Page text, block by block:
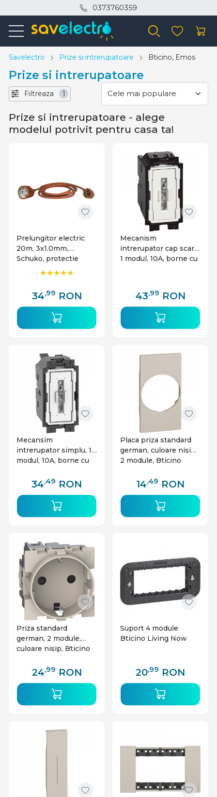
0373760359
Savelectro Prize si intrerupatoare Bticino, Emos
Prize si intrerupatoare
Filtreaza 1
Prize si intrerupatoare - alege
modelul potrivit pentru casa ta!
Prelungitor electric
20m, 3x1.0mm,
Schuko, protectie
copii, portocaliu, Emos
34,99 RON
Mecanism
intrerupator cap scara,
1 modul, 10A, borne cu
43,99 RON
Mecansim
intrerupator simplu, 1
modul, 10A, borne cu
Living Now
34,49 RON
Placa priza standard
german, culoare nisip,
2 module, Bticino
14,49 RON
Priza standard
german, 2 module,
culoare nisip, Bticino
24,99 RON
Suport 4 module
Bticino Living Now
20,99 RON